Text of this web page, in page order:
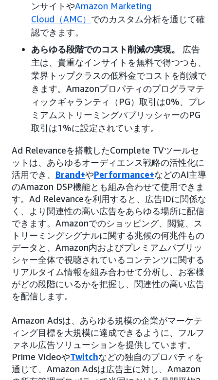
ンサイトやAmazon Marketing
Cloud（AMC） でのカスタム分析を通じて確
認できます。
あらゆる段階でのコスト削減の実現。
広告
主は、貴重なインサイトを無料で得つつも、
業界トップクラスの低料金でコストを削減で
きます。Amazonプロパティのプログラマテ
ィックギャランティ（PG）取引は0%、プレ
ミアムストリーミングパブリッシャーのPG
取引は1%に設定されています。
Ad Relevanceを搭載したComplete TVツールセ
ットは、あらゆるオーディエンス戦略の活性化に
活用でき、 Brand+やPerformance+などのAI主導
のAmazon DSP機能とも組み合わせて使用できま
す。Ad Relevanceを利用すると、広告IDに関係な
く、より関連性の高い広告をあらゆる場所に配信
できます。Amazonでのショッピング、閲覧、ス
トリーミングシグナルに関する兆候の何兆件もの
データと、Amazon内およびプレミアムパブリッ
シャー全体で視聴されているコンテンツに関する
リアルタイム情報を組み合わせて分析し、お客様
がどの段階にいるかを把握し、関連性の高い広告
を配信します。
Amazon Adsは、あらゆる規模の企業がマーケテ
ィング目標を大規模に達成できるように、フルフ
ァネル広告ソリューションを提供しています。
Prime VideoやTwitchなどの独自のプロパティを
通じて、Amazon Adsは広告主に対し、Amazon